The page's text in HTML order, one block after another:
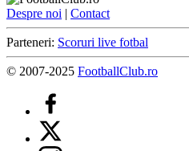
Despre noi | Contact
Parteneri: Scoruri live fotbal
© 2007-2025 FootballClub.ro